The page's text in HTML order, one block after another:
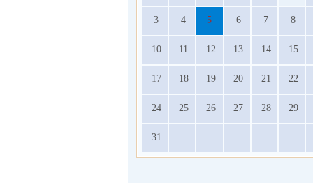
3 4 5 6 7 8
10 11 12 13 14 15
17 18 19 20 21 22
24 25 26 27 28 29
31